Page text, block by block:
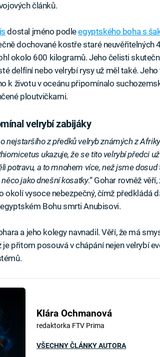
článků.
dostal jméno podleegyptského boha s
dochované kostře staré neuvěřitelných
okolo 600 kilogramů. Jeho čelisti
delfíní nebo velrybí rysy už měl také.
k životu v oceánu připomínalo
ploutvičkami.
velrybí zabijáky
nejstaršího z předků velryb známých z Afriky
ukazuje, že se tito velrybí předci
potravu, a to mnohem více, než jsme
jako dnešní kosatky.“ Gohar rovněž
okolí vysoce nebezpečný, čímž předkládá
Bohu smrti Anubisovi.
a jeho kolegy navnadil. Věří, že má
je přitom posouvá v chápání nejen velrybí
Klára Ochmanová
redaktorka FTV Prima
VŠECHNY ČLÁNKY AUTORA